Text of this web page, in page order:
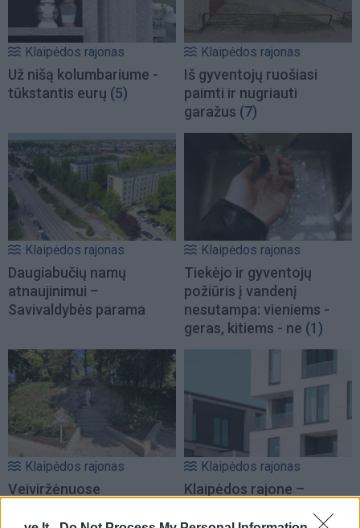
Klaipėdos rajonas
Už nišą kolumbariume -
tūkstantis eurų (5)
Klaipėdos rajonas
Iš gyventojų ruošiasi
paimti ir nugriauti
garažus (7)
Klaipėdos rajonas
Daugiabučių namų
atnaujinimui –
Savivaldybės parama
Klaipėdos rajonas
Tiekėjo ir gyventojų
požiūris į vandenį
nesutampa: vieniems -
geras, kitiems - ne (1)
Klaipėdos rajonas
Veiviržėnuose
Klaipėdos rajonas
Klaipėdos rajone –